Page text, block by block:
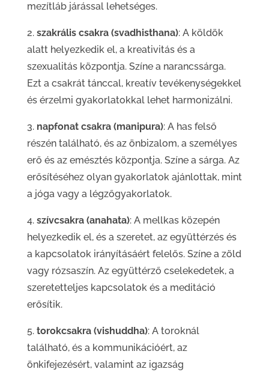
mezítláb járással lehetséges.
2. szakrális csakra (svadhisthana): A köldök
alatt helyezkedik el, a kreativitás és a
szexualitás központja. Színe a narancssárga.
Ezt a csakrát tánccal, kreatív tevékenységekkel
és érzelmi gyakorlatokkal lehet harmonizálni.
3. napfonat csakra (manipura): A has felső
részén található, és az önbizalom, a személyes
erő és az emésztés központja. Színe a sárga. Az
erősítéséhez olyan gyakorlatok ajánlottak, mint
a jóga vagy a légzőgyakorlatok.
4. szívcsakra (anahata): A mellkas közepén
helyezkedik el, és a szeretet, az együttérzés és
a kapcsolatok irányításáért felelős. Színe a zöld
vagy rózsaszín. Az együttérző cselekedetek, a
szeretetteljes kapcsolatok és a meditáció
erősítik.
5. torokcsakra (vishuddha): A toroknál
található, és a kommunikációért, az
önkifejezésért, valamint az igazság